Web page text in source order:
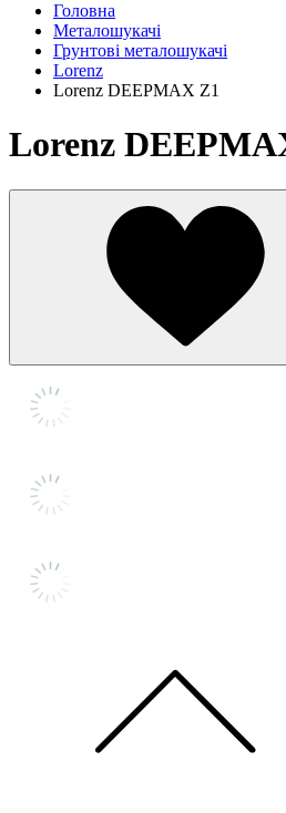
Головна
Металошукачі
Грунтові металошукачі
Lorenz
Lorenz DEEPMAX Z1
Lorenz